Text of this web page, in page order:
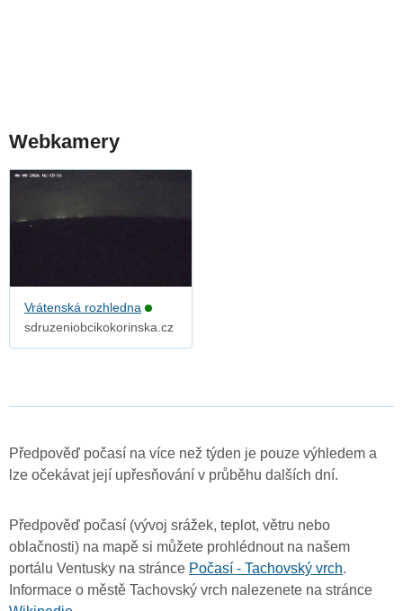
Webkamery
Vrátenská rozhledna
sdruzeniobcikokorinska.cz
Předpověď počasí na více než týden je pouze výhledem a
lze očekávat její upřesňování v průběhu dalších dní.
Předpověď počasí (vývoj srážek, teplot, větru nebo
oblačnosti) na mapě si můžete prohlédnout na našem
portálu Ventusky na stránce Počasí - Tachovský vrch.
Informace o městě Tachovský vrch nalezenete na stránce